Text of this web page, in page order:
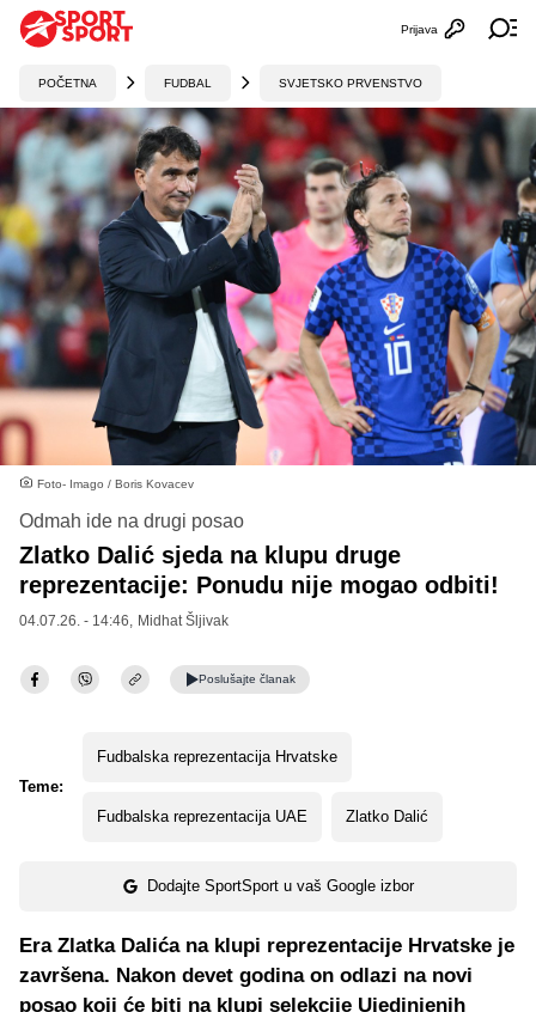
Otvori
Prijava
POČETNA FUDBAL SVJETSKO PRVENSTVO
Foto- Imago / Boris Kovacev
Odmah ide na drugi posao
Zlatko Dalić sjeda na klupu druge
reprezentacije: Ponudu nije mogao odbiti!
04.07.26. - 14:46, Midhat Šljivak
Poslušajte članak
Teme:
Fudbalska reprezentacija Hrvatske
Fudbalska reprezentacija UAE Zlatko Dalić
Dodajte SportSport u vaš Google izbor
Era Zlatka Dalića na klupi reprezentacije Hrvatske je
završena. Nakon devet godina on odlazi na novi
posao koji će biti na klupi selekcije Ujedinjenih